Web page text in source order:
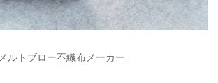
メルトブロー不織布メーカー